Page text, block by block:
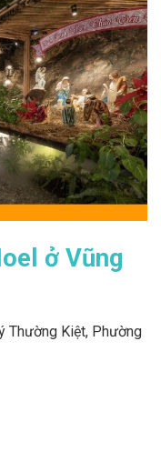
ở Vũng
Thường Kiệt, Phường